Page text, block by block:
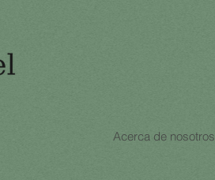
Acerca de nosotros